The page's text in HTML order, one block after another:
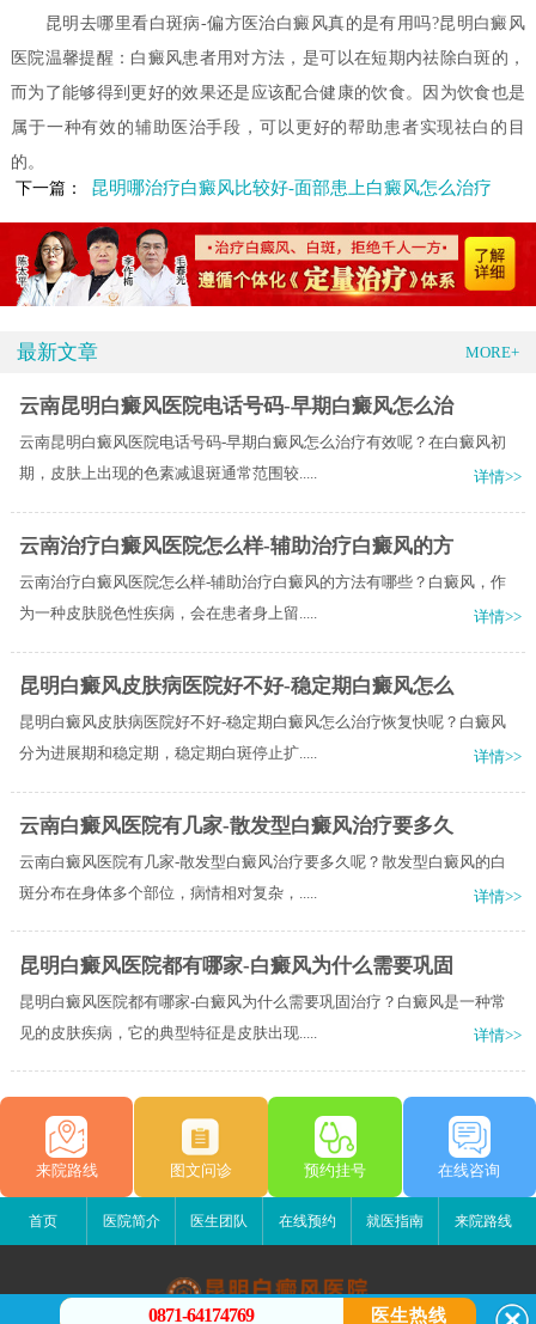
昆明去哪里看白斑病-偏方医治白癜风真的是有用吗?昆明白癜风
医院温馨提醒：白癜风患者用对方法，是可以在短期内祛除白斑的，
而为了能够得到更好的效果还是应该配合健康的饮食。因为饮食也是
属于一种有效的辅助医治手段，可以更好的帮助患者实现祛白的目
的。
下一篇：
昆明哪治疗白癜风比较好-面部患上白癜风怎么治疗
最新文章 MORE+
云南昆明白癜风医院电话号码-早期白癜风怎么治
云南昆明白癜风医院电话号码-早期白癜风怎么治疗有效呢？在白癜风初
期，皮肤上出现的色素减退斑通常范围较.....
详情>>
云南治疗白癜风医院怎么样-辅助治疗白癜风的方
云南治疗白癜风医院怎么样-辅助治疗白癜风的方法有哪些？白癜风，作
为一种皮肤脱色性疾病，会在患者身上留.....
详情>>
昆明白癜风皮肤病医院好不好-稳定期白癜风怎么
昆明白癜风皮肤病医院好不好-稳定期白癜风怎么治疗恢复快呢？白癜风
分为进展期和稳定期，稳定期白斑停止扩.....
详情>>
云南白癜风医院有几家-散发型白癜风治疗要多久
云南白癜风医院有几家-散发型白癜风治疗要多久呢？散发型白癜风的白
斑分布在身体多个部位，病情相对复杂，.....
详情>>
昆明白癜风医院都有哪家-白癜风为什么需要巩固
昆明白癜风医院都有哪家-白癜风为什么需要巩固治疗？白癜风是一种常
见的皮肤疾病，它的典型特征是皮肤出现.....
详情>>
来院路线 图文问诊 预约挂号 在线咨询
首页 医院简介 医生团队 在线预约 就医指南 来院路线
0871-64174769 医生热线